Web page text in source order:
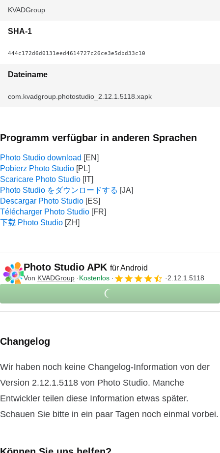
KVADGroup
SHA-1
444c172d6d0131eed4614727c26ce3e5dbd33c10
Dateiname
com.kvadgroup.photostudio_2.12.1.5118.xapk
Programm verfügbar in anderen Sprachen
Photo Studio download
Pobierz Photo Studio
Scaricare Photo Studio
Photo Studio をダウンロードする
Descargar Photo Studio
Télécharger Photo Studio
下载 Photo Studio
Photo Studio APK für Android
Von KVADGroup Kostenlos 2.12.1.5118
Changelog
Wir haben noch keine Changelog-Information von der
Version 2.12.1.5118 von Photo Studio. Manche
Entwickler teilen diese Information etwas später.
Schauen Sie bitte in ein paar Tagen noch einmal vorbei.